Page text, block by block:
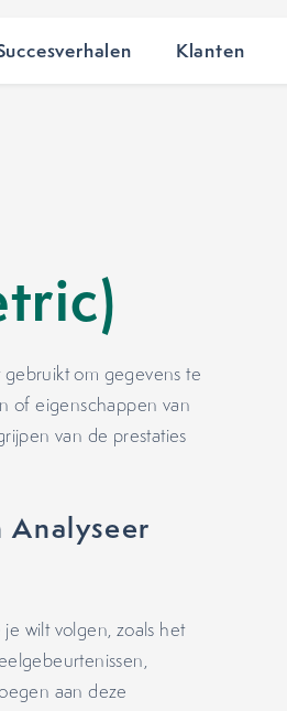
Klanten
om gegevens te
of eigenschappen van
van de prestaties
wilt volgen, zoals het
aan deze